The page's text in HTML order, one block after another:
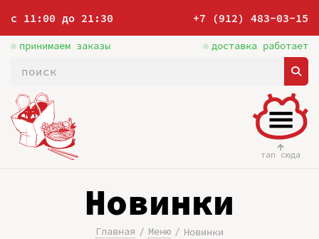
с 11:00 до 21:30 +7 (912) 483-03-15
принимаем заказы доставка работает
тап сюда
Новинки
Главная Меню Новинки